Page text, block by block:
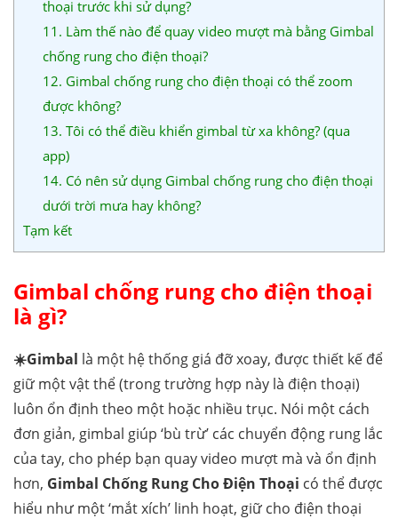
thoại trước khi sử dụng?
11. Làm thế nào để quay video mượt mà bằng Gimbal
chống rung cho điện thoại?
12. Gimbal chống rung cho điện thoại có thể zoom
được không?
13. Tôi có thể điều khiển gimbal từ xa không? (qua
app)
14. Có nên sử dụng Gimbal chống rung cho điện thoại
dưới trời mưa hay không?
Tạm kết
Gimbal chống rung cho điện thoại
là gì?
☀️Gimbal là một hệ thống giá đỡ xoay, được thiết kế để
giữ một vật thể (trong trường hợp này là điện thoại)
luôn ổn định theo một hoặc nhiều trục. Nói một cách
đơn giản, gimbal giúp ‘bù trừ’ các chuyển động rung lắc
của tay, cho phép bạn quay video mượt mà và ổn định
hơn, Gimbal Chống Rung Cho Điện Thoại có thể được
hiểu như một ‘mắt xích’ linh hoạt, giữ cho điện thoại